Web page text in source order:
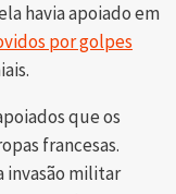
havia apoiado em
por golpes
que os
francesas.
invasão militar